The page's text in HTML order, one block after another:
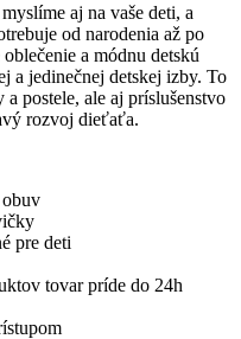
aj na vaše deti, a
od narodenia až po
a módnu detskú
a jedinečnej detskej izby. To
postele, ale aj príslušenstvo
rozvoj dieťaťa.
obuv
pre deti
tovar príde do 24h